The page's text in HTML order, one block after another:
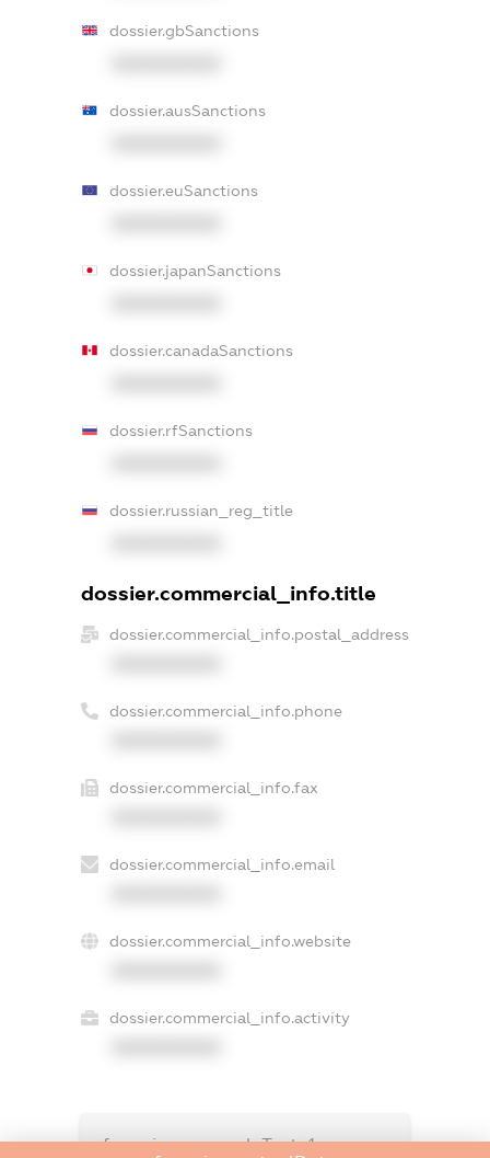
dossier.gbSanctions
dossier.ausSanctions
dossier.euSanctions
dossier.japanSanctions
dossier.canadaSanctions
dossier.rfSanctions
dossier.russian_reg_title
dossier.commercial_info.title
dossier.commercial_info.postal_address
dossier.commercial_info.phone
dossier.commercial_info.fax
dossier.commercial_info.email
dossier.commercial_info.website
dossier.commercial_info.activity
freemium.exampleText_1